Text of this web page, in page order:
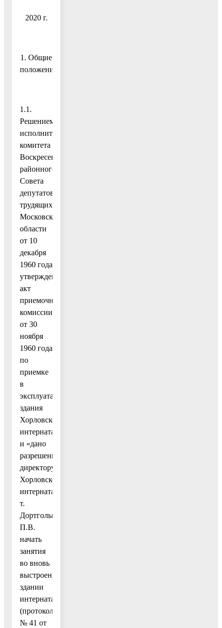
2020 г.
1. Общие
положения
1.1.
Решением
исполнительного
комитета
Воскресенского
районного
Совета
депутатов
трудящихся
Московской
области
от 10
декабря
1960 года
утвержден
акт
приемочной
комиссии
от 30
ноября
1960 года
по
приемке
в
эксплуатацию
здания
Хорловского
интерната
и «дано
разрешение
директору
Хорловского
интерната
т.
Дортгольц
П.В.
начать
занятия
во вновь
выстроенном
здании
интерната»
(протокол
№ 41 от